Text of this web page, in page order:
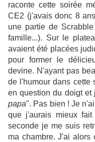
raconte cette soirée
CE2 (j'avais donc 8
une partie de
famille...). Sur le
avaient été placées
pour former le
devine. N'ayant pas
de l'humour dans cette
en question du doigt et
papa". Pas bien ! Je
que j'aurais mieux
seconde je me suis
ma chambre. J'ai alors